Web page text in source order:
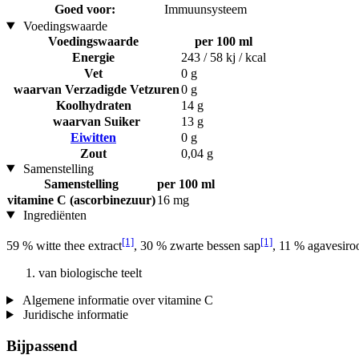
Goed voor:
Immuunsysteem
Voedingswaarde
Voedingswaarde
per 100 ml
Energie
243 / 58 kj / kcal
Vet
0 g
waarvan Verzadigde Vetzuren0 g
Koolhydraten
14 g
waarvan Suiker
13 g
Eiwitten
0 g
Zout
0,04 g
Samenstelling
Samenstelling
per 100 ml
vitamine C (ascorbinezuur)16 mg
Ingrediënten
59 % witte thee extract[1], 30 % zwarte bessen sap[1], 11 %
van biologische teelt
Algemene informatie over vitamine C
Juridische informatie
Bijpassend